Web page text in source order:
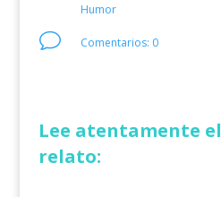
Humor
v Comentarios: 0
Lee atentamente
relato: